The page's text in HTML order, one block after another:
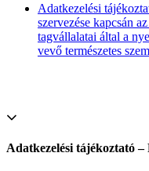
Adatkezelési
szervezése kapcsán
tagvállalatai által a
vevő természetes
Adatkezelési tájékoztató